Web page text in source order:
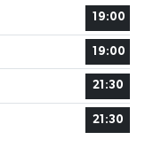
19:00
19:00
21:30
21:30